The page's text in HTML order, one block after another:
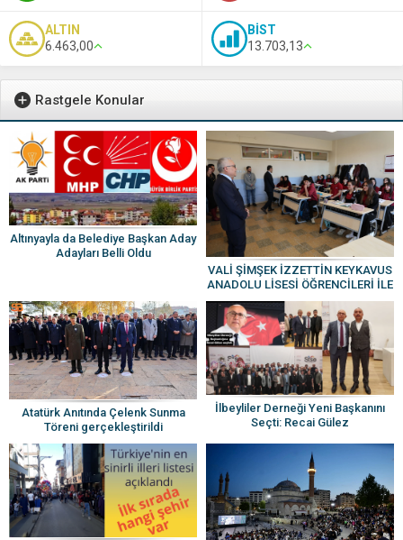
ALTIN
6.463,00
BİST
13.703,13
Rastgele Konular
Altınyayla da Belediye Başkan Aday
Adayları Belli Oldu
VALİ ŞİMŞEK İZZETTİN KEYKAVUS
ANADOLU LİSESİ ÖĞRENCİLERİ İLE
BİR ARAYA GELDİ
Atatürk Anıtında Çelenk Sunma
Töreni gerçekleştirildi
İlbeyliler Derneği Yeni Başkanını
Seçti: Recai Gülez